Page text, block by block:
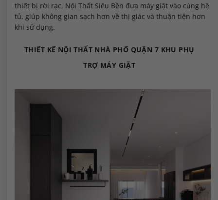
thiết bị rời rạc, Nội Thất Siêu Bền đưa máy giặt vào cùng hệ
tủ, giúp không gian sạch hơn về thị giác và thuận tiện hơn
khi sử dụng.
THIẾT KẾ NỘI THẤT NHÀ PHỐ QUẬN 7 KHU PHỤ
TRỢ MÁY GIẶT